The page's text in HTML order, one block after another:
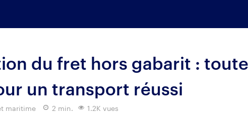
du fret hors gabarit :
un transport réussi
maritime 2 min. 1.2K vues